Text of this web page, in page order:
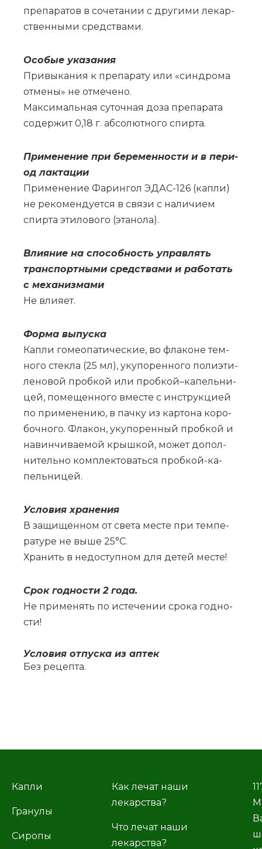
пре­па­ра­тов в со­че­та­нии с дру­ги­ми ле­кар­
ствен­ны­ми сред­ства­ми.
Осо­бые ука­за­ния
При­вы­ка­ния к пре­па­ра­ту или «синд­ро­ма
от­ме­ны» не от­ме­че­но.
Мак­си­маль­ная су­точ­ная до­за пре­па­ра­та
со­дер­жит 0,18 г. аб­со­лют­но­го спир­та.
При­ме­не­ние при бе­ре­мен­но­сти и в пе­ри­
од лак­та­ции
При­ме­не­ние Фа­рин­гол ЭДАС-126 (кап­ли)
не ре­ко­мен­ду­ет­ся в свя­зи с на­ли­чи­ем
спир­та эти­ло­во­го (эта­но­ла).
Влия­ние на спо­соб­ность управ­лять
транс­порт­ны­ми сред­ства­ми и ра­бо­тать
с ме­ха­низ­ма­ми
Не вли­я­ет.
Фор­ма вы­пус­ка
Ка­пли го­мео­па­ти­че­ские, во фла­ко­не тем­
но­го стек­ла (25 мл), уку­по­рен­но­го по­ли­эти­
ле­но­вой проб­кой или проб­кой–­ка­пель­ни­
цей, по­ме­щен­но­го вме­сте с ин­струк­ци­ей
по при­ме­не­нию, в пач­ку из кар­то­на ко­ро­
боч­но­го. Фла­кон, уку­по­рен­ный проб­кой и
на­вин­чи­ва­е­мой крыш­кой, мо­жет до­пол­
ни­тель­но ком­плек­то­вать­ся проб­кой-ка­
пель­ни­цей.
Усло­вия хра­не­ния
В за­щи­щен­ном от све­та ме­сте при тем­пе­
ра­ту­ре не вы­ше 25°С.
Хра­нить в не­до­ступ­ном для де­тей ме­сте!
Срок год­но­сти 2 го­да.
Не при­ме­нять по ис­те­че­нии сро­ка год­но­
сти!
Усло­вия от­пус­ка из ап­тек
Без ре­цеп­та.
Капли
Гранулы
Сиропы
Как лечат наши
лекарства?
Что лечат наши
лекарства?